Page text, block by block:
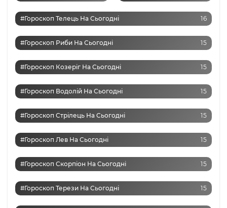
#Гороскоп Телець На Сьогодні 16
#Гороскоп Риби На Сьогодні 15
#Гороскоп Козеріг На Сьогодні 15
#Гороскоп Водолій На Сьогодні 15
#Гороскоп Стрілець На Сьогодні 15
#Гороскоп Лев На Сьогодні 15
#Гороскоп Скорпіон На Сьогодні 15
#Гороскоп Терези На Сьогодні 15